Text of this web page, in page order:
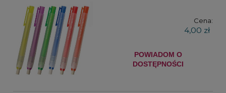
Cena:
4,00 zł
POWIADOM O
DOSTĘPNOŚCI